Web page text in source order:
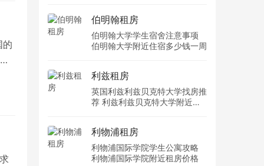
的
伯明翰租房
伯明翰大学学生宿舍注意事项
伯明翰大学附近住宿多少钱一周
利兹租房
英国利兹利兹贝克特大学找房推
荐 利兹利兹贝克特大学附近住
利物浦租房
利物浦国际学院学生公寓攻略
利物浦国际学院附近租房价格